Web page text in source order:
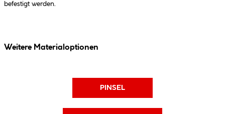
befestigt werden.
Weitere Materialoptionen
PINSEL